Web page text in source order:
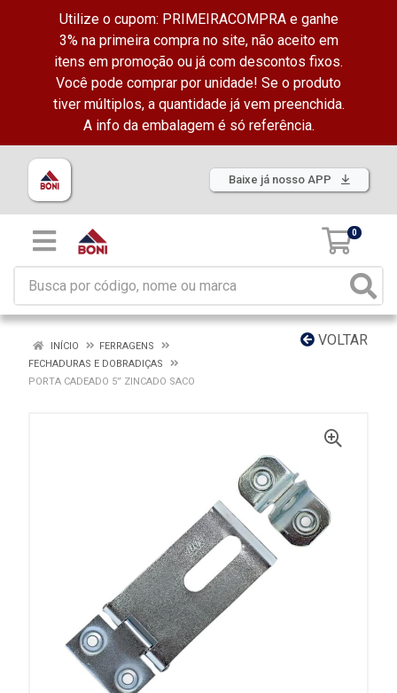
Utilize o cupom: PRIMEIRACOMPRA e ganhe
3% na primeira compra no site, não aceito em
itens em promoção ou já com descontos fixos.
Você pode comprar por unidade! Se o produto
tiver múltiplos, a quantidade já vem preenchida.
A info da embalagem é só referência.
Baixe já nosso APP
0
VOLTAR
INÍCIO
FERRAGENS
FECHADURAS E DOBRADIÇAS
PORTA CADEADO 5” ZINCADO SACO